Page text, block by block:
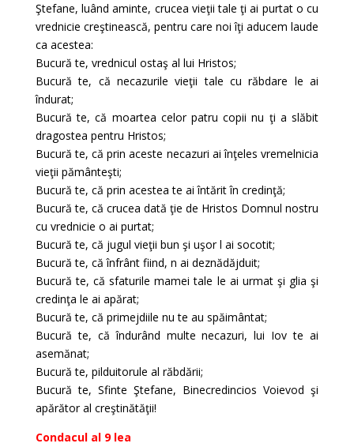
Ştefane, luând aminte, crucea vieţii tale ţi ai purtat o cu
vrednicie creştinească, pentru care noi îţi aducem laude
ca acestea:
Bucură te, vrednicul ostaş al lui Hristos;
Bucură te, că necazurile vieţii tale cu răbdare le ai
îndurat;
Bucură te, că moartea celor patru copii nu ţi a slăbit
dragostea pentru Hristos;
Bucură te, că prin aceste necazuri ai înţeles vremelnicia
vieţii pământeşti;
Bucură te, că prin acestea te ai întărit în credinţă;
Bucură te, că crucea dată ţie de Hristos Domnul nostru
cu vrednicie o ai purtat;
Bucură te, că jugul vieţii bun şi uşor l ai socotit;
Bucură te, că înfrânt fiind, n ai deznădăjduit;
Bucură te, că sfaturile mamei tale le ai urmat şi glia şi
credinţa le ai apărat;
Bucură te, că primejdiile nu te au spăimântat;
Bucură te, că îndurând multe necazuri, lui Iov te ai
asemănat;
Bucură te, pilduitorule al răbdării;
Bucură te, Sfinte Ştefane, Binecredincios Voievod şi
apărător al creştinătăţii!
Condacul al 9 lea